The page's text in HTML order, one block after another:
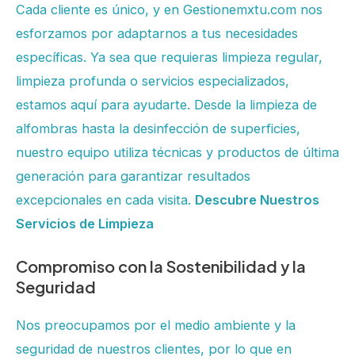
Cada cliente es único, y en Gestionemxtu.com nos
esforzamos por adaptarnos a tus necesidades
específicas. Ya sea que requieras limpieza regular,
limpieza profunda o servicios especializados,
estamos aquí para ayudarte. Desde la limpieza de
alfombras hasta la desinfección de superficies,
nuestro equipo utiliza técnicas y productos de última
generación para garantizar resultados
excepcionales en cada visita. Descubre Nuestros
Servicios de Limpieza
Compromiso con la Sostenibilidad y la
Seguridad
Nos preocupamos por el medio ambiente y la
seguridad de nuestros clientes, por lo que en